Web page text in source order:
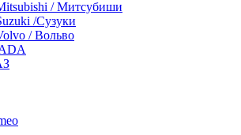
/ Митсубиши
/Сузуки
/ Вольво